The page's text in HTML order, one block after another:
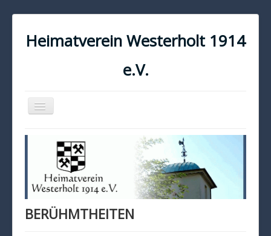
Heimatverein Westerholt 1914
e.V.
Navigation
an/aus
KONTAKT
IMPRESSUM
DATENSCHUTZ
BERÜHMTHEITEN